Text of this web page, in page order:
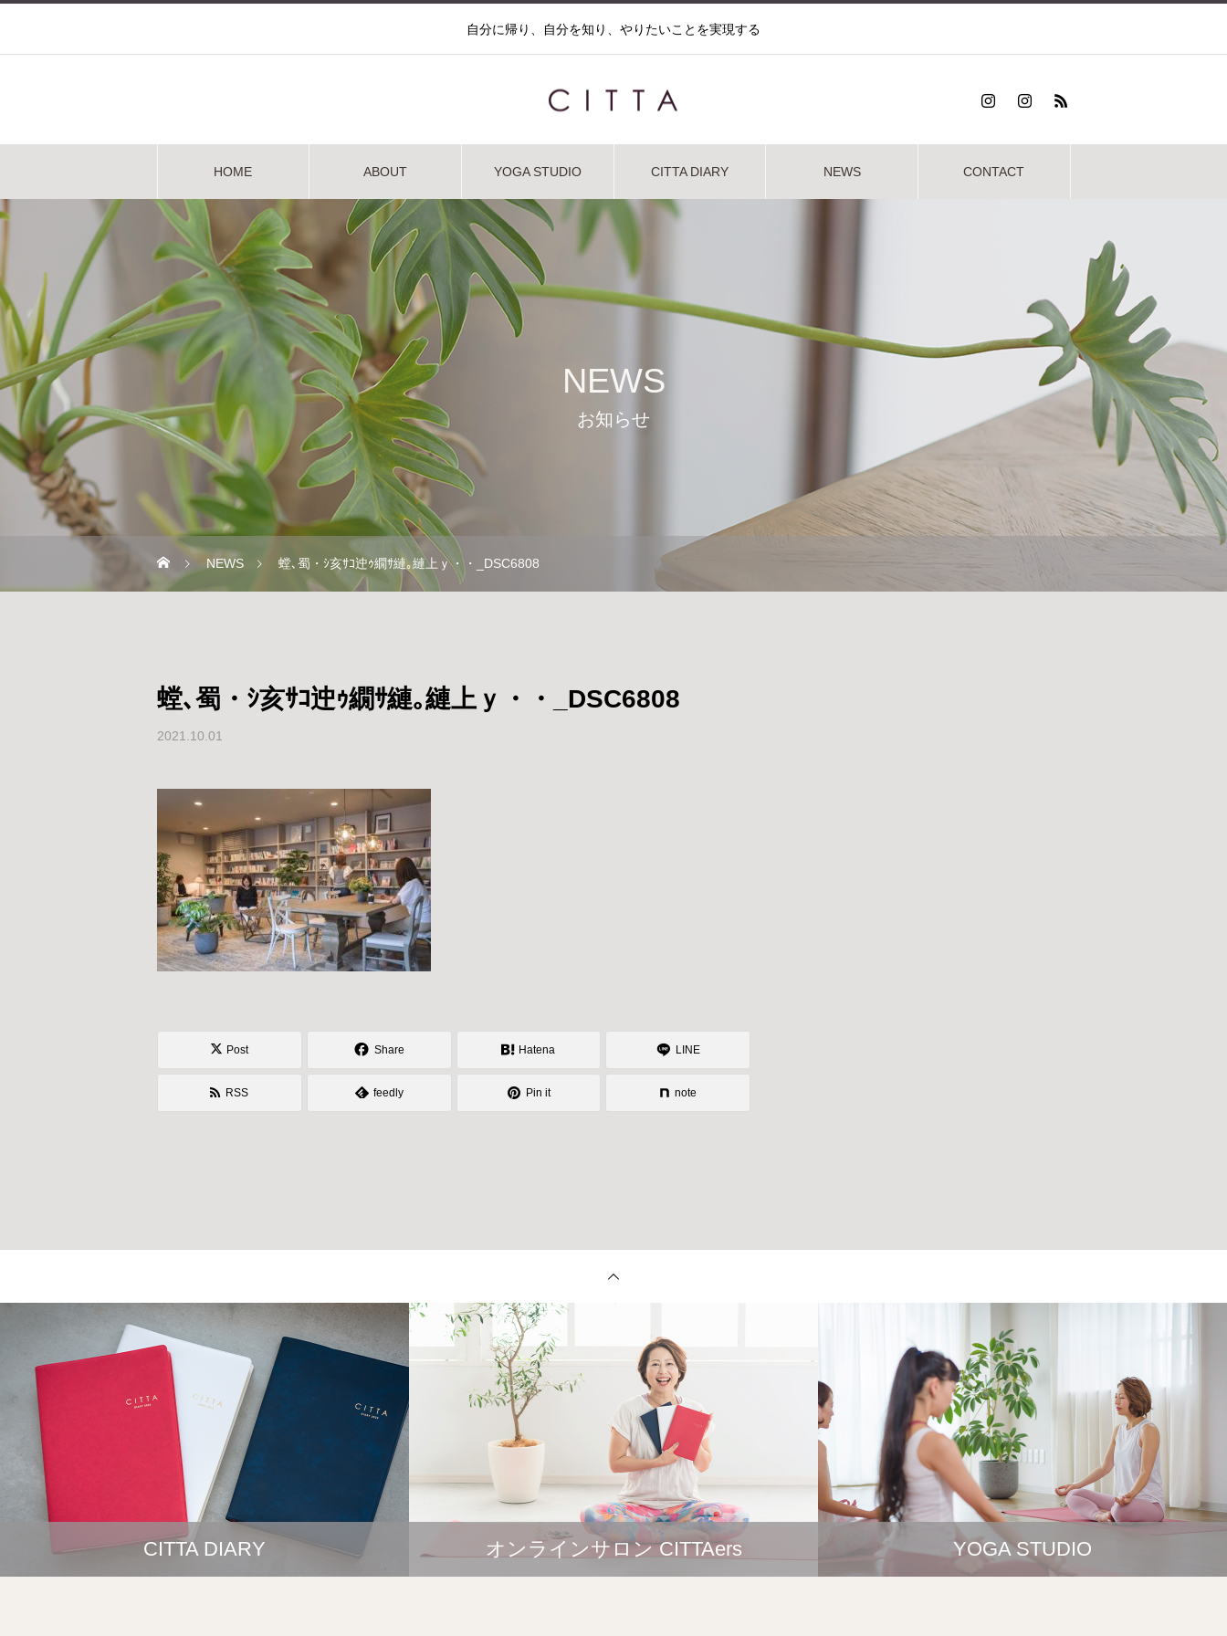
自分に帰り、自分を知り、やりたいことを実現する
HOME ABOUT YOGA STUDIO CITTA DIARY NEWS CONTACT
NEWS
お知らせ
NEWS 螳､蜀・ｼ亥ｻｺ迚ｩ繝ｻ縺｡縺上ｙ・・_DSC6808
螳､蜀・ｼ亥ｻｺ迚ｩ繝ｻ縺｡縺上ｙ・・_DSC6808
2021.10.01
Post Share Hatena LINE
RSS feedly Pin it note
CITTA DIARY オンラインサロン CITTAers YOGA STUDIO